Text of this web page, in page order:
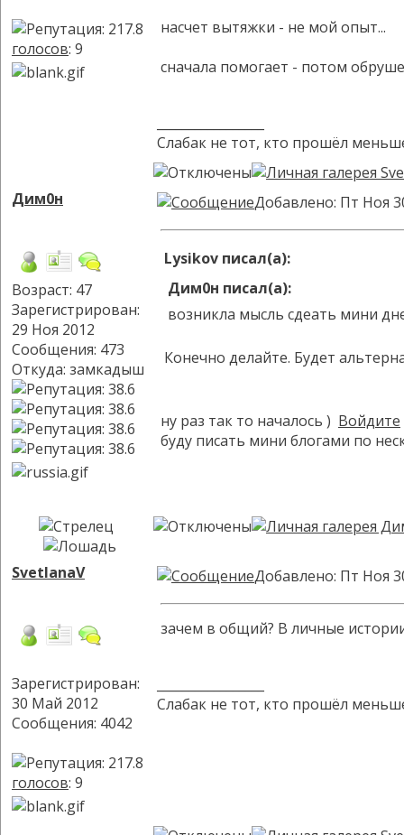
голосов: 9
насчет вытяжки - не мой опыт...
сначала помогает - потом
Слабак не тот, кто прошёл
Дим0н
Возраст: 47
Зарегистрирован:
29 Ноя 2012
Сообщения: 473
Откуда: замкадыш
Добавлено: Пт Ноя
Lysikov писал(а):
Дим0н писал(а):
возникла мысль сдеать мини
Конечно делайте. Будет
ну раз так то началось ) Войдите
буду писать мини блогами по
SvetlanaV
Зарегистрирован:
30 Май 2012
Сообщения: 4042
голосов: 9
Добавлено: Пт Ноя
зачем в общий? В личные
Слабак не тот, кто прошёл